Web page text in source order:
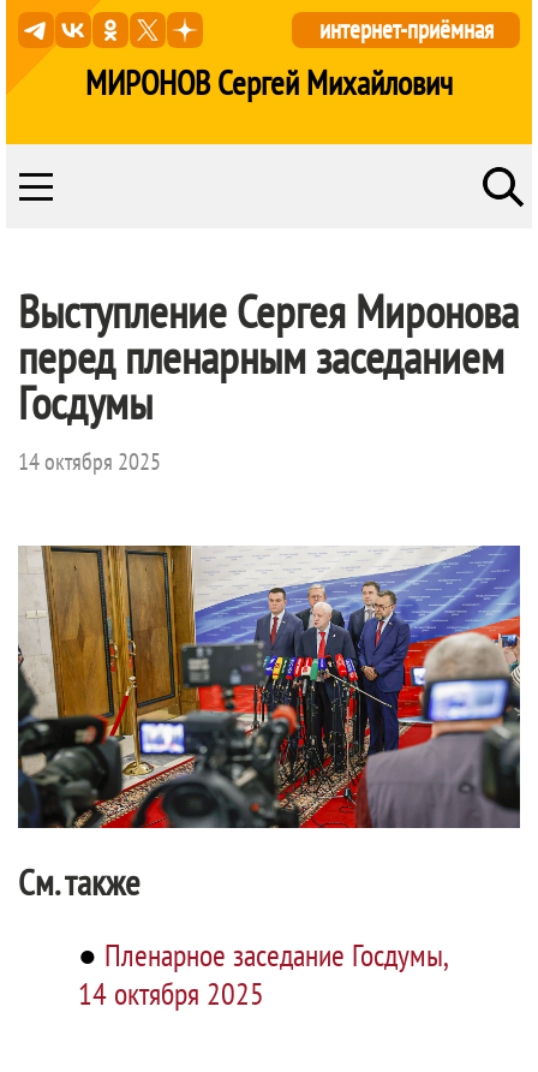
МИРОНОВ Сергей Михайлович
интернет-приёмная
Выступление Сергея Миронова
перед пленарным заседанием
Госдумы
14 октября 2025
См. также
● Пленарное заседание Госдумы,
14 октября 2025